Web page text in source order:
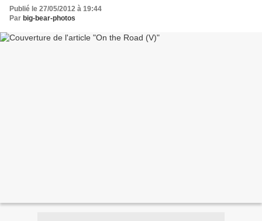
Publié le 27/05/2012 à 19:44
Par big-bear-photos